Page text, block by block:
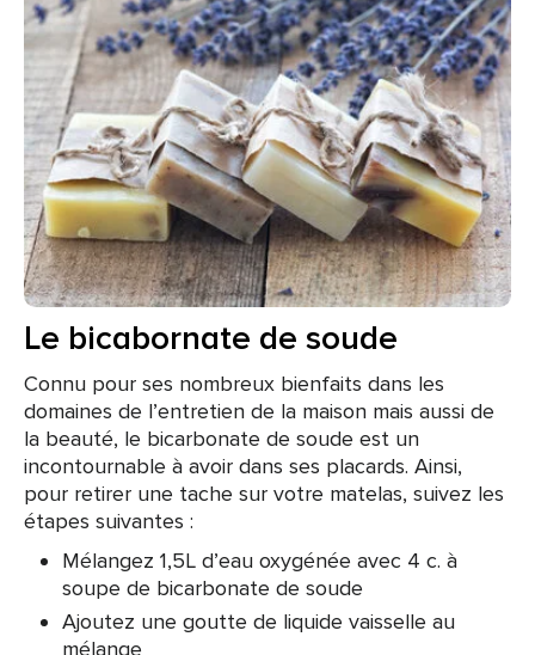
Le bicabornate de soude
Connu pour ses nombreux bienfaits dans les
domaines de l’entretien de la maison mais aussi de
la beauté, le bicarbonate de soude est un
incontournable à avoir dans ses placards. Ainsi,
pour retirer une tache sur votre matelas, suivez les
étapes suivantes :
Mélangez 1,5L d’eau oxygénée avec 4 c. à
soupe de bicarbonate de soude
Ajoutez une goutte de liquide vaisselle au
mélange